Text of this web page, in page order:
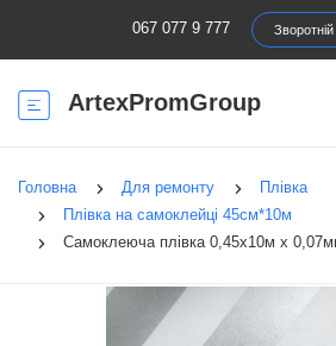
067 077 9 777 Зворотній
ArtexPromGroup
Головна Для ремонту
Плівка
Плівка на самоклейці 45см*10м
Самоклеюча плівка 0,45х10м х